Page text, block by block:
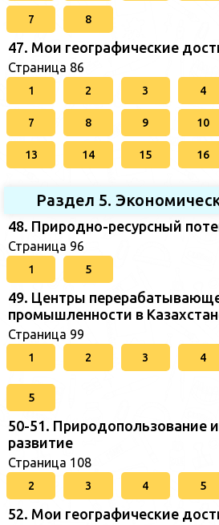
7 8
47. Мои географические
Страница 86
1 2 3 4
7 8 9 10
13 14 15 16
Раздел 5.
48. Природно-ресурсный
Страница 96
1 5
49. Центры
промышленности в
Страница 99
1 2 3 4
5
50-51. Природопользование
развитие
Страница 108
2 3 4 5
52. Мои географические